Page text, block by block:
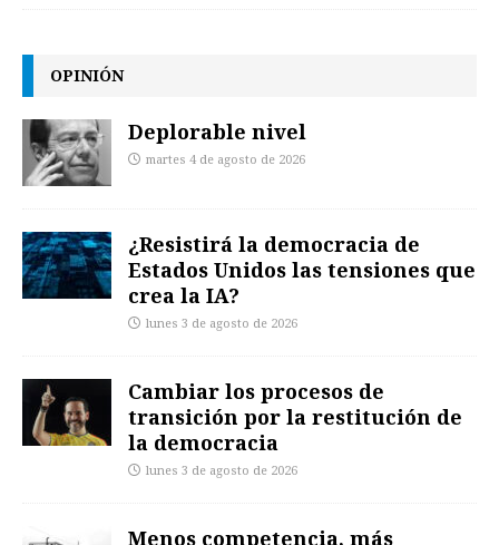
OPINIÓN
Deplorable nivel
martes 4 de agosto de 2026
¿Resistirá la democracia de
Estados Unidos las tensiones que
crea la IA?
lunes 3 de agosto de 2026
Cambiar los procesos de
transición por la restitución de
la democracia
lunes 3 de agosto de 2026
Menos competencia, más